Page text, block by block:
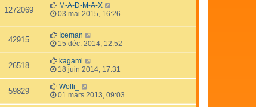
1272069
M-A-D-M-A-X
03 mai 2015, 16:26
42915
Iceman
15 déc. 2014, 12:52
26518
kagami
18 juin 2014, 17:31
59829
Wolfi_
01 mars 2013, 09:03